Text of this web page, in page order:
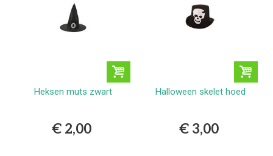
Heksen muts zwart
€ 2,00
Halloween skelet hoed
€ 3,00